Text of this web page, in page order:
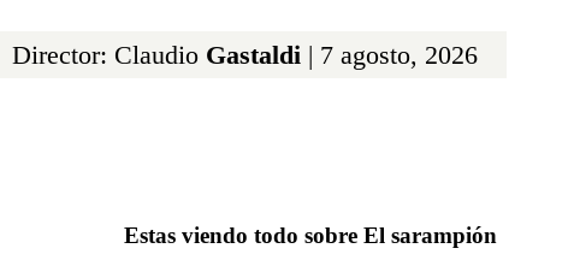
Director: Claudio Gastaldi | 7 agosto, 2026
Estas viendo todo sobre El sarampión